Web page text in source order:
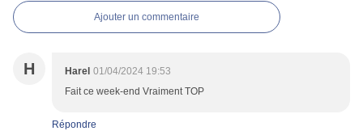
Ajouter un commentaire
H Harel 01/04/2024 19:53
Fait ce week-end Vraiment TOP
Répondre